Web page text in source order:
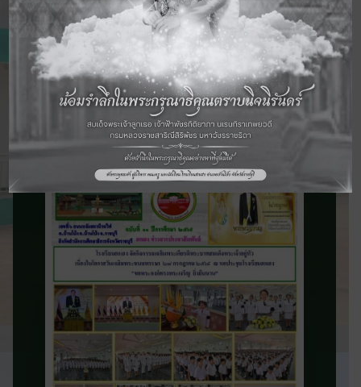
จดหมายข่าว
ประชาสัมพันธ์
ติดตามข่าวสารและความเคลื่อนไหวของ
โรงเรียน